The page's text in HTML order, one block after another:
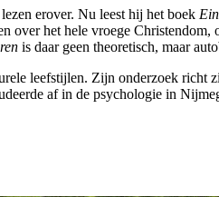
erover. Nu leest hij het boek
over het hele vroege
is daar geen theoretisch, maar
leefstijlen. Zijn onderzoek richt
af in de psychologie in